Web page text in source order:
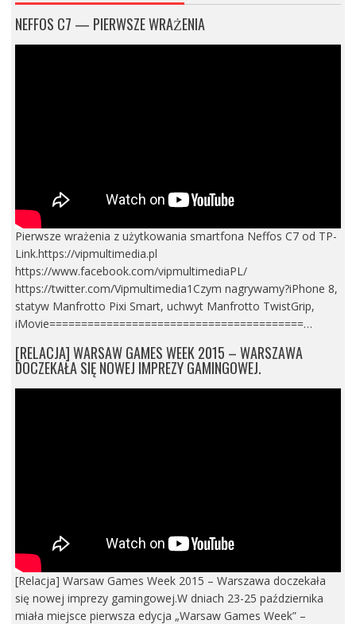
NEFFOS C7 — PIERWSZE WRAŻENIA
Pierwsze wrażenia z użytkowania smartfona Neffos C7 od TP-
Link.https://vipmultimedia.pl
https://www.facebook.com/vipmultimediaPL/
https://twitter.com/Vipmultimedia1Czym nagrywamy?iPhone 8,
statyw Manfrotto Pixi Smart, uchwyt Manfrotto TwistGrip,
iMovie========================================…
[RELACJA] WARSAW GAMES WEEK 2015 – WARSZAWA
DOCZEKAŁA SIĘ NOWEJ IMPREZY GAMINGOWEJ.
[Relacja] Warsaw Games Week 2015 – Warszawa doczekała
się nowej imprezy gamingowej.W dniach 23-25 października
miała miejsce pierwsza edycja „Warsaw Games Week” –